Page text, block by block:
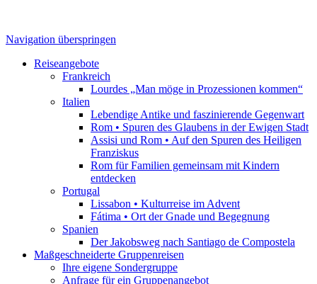
Navigation überspringen
Reise­angebote
Frankreich
Lourdes „Man möge in Prozessionen kommen“
Italien
Lebendige Antike und faszinierende Gegenwart
Rom • Spuren des Glaubens in der Ewigen Stadt
Assisi und Rom • Auf den Spuren des Heiligen
Franziskus
Rom für Familien gemeinsam mit Kindern
entdecken
Portugal
Lissabon • Kulturreise im Advent
Fátima • Ort der Gnade und Begegnung
Spanien
Der Jakobsweg nach Santiago de Compostela
Maßge­schneiderte ­Gruppen­reisen
Ihre eigene Sondergruppe
Anfrage für ein Gruppenangebot